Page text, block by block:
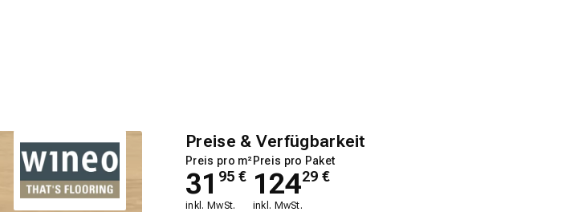
Preise & Verfügbarkeit
Preis pro m²
31 95 €
inkl. MwSt.
Preis pro Paket
12429 €
inkl. MwSt.